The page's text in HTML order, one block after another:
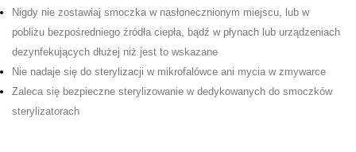
Nigdy nie zostawiaj smoczka w nasłonecznionym miejscu, lub w
pobliżu bezpośredniego źródła ciepła, bądź w płynach lub urządzeniach
dezynfekujących dłużej niż jest to wskazane
Nie nadaje się do sterylizacji w mikrofalówce ani mycia w zmywarce
Zaleca się bezpieczne sterylizowanie w dedykowanych do smoczków
sterylizatorach